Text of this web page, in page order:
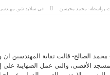
بواسطة: محمد محيسن في سلايد شو
الصالح- قالت نقابة المهندسين ان
الأقصى، والتي عمل الصهاينة على